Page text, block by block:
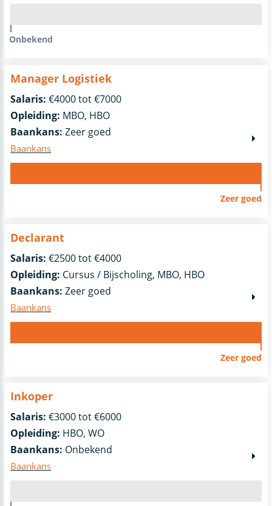
Onbekend
Manager Logistiek
Salaris: €4000 tot €7000
Opleiding: MBO, HBO
Baankans: Zeer goed
Baankans
Zeer goed
Declarant
Salaris: €2500 tot €4000
Opleiding: Cursus / Bijscholing, MBO, HBO
Baankans: Zeer goed
Baankans
Zeer goed
Inkoper
Salaris: €3000 tot €6000
Opleiding: HBO, WO
Baankans: Onbekend
Baankans